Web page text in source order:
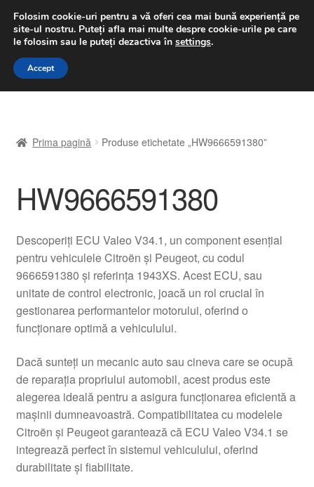
LIVRARE de la 33 lei
luni-vineri 9 a.m. - 4 p.m.031 229 6816
Sari
Sari
A lua legatura
Contul meu
Despre noi
Finalizare comandă
Livrare
Livrare în toată lumea
Plângere
Plățile
Prima pagină Produse etichetate „HW9666591380”
HW9666591380
Descoperiți ECU Valeo V34.1, un component esențial
pentru vehiculele Citroën și Peugeot, cu codul
9666591380 și referința 1943XS. Acest ECU, sau
unitate de control electronic, joacă un rol crucial în
gestionarea performantelor motorului, oferind o
funcționare optimă a vehiculului.
Dacă sunteți un mecanic auto sau cineva care se ocupă
de reparația propriului automobil, acest produs este
alegerea ideală pentru a asigura funcționarea eficientă a
mașinii dumneavoastră. Compatibilitatea cu modelele
Citroën și Peugeot garantează că ECU Valeo V34.1 se
integrează perfect în sistemul vehiculului, oferind
durabilitate și fiabilitate.
Folosim cookie-uri pentru a vă oferi cea mai bună experiență pe
site-ul nostru. Puteți afla mai multe despre cookie-urile pe care
le folosim sau le puteți dezactiva în settings.
Accept